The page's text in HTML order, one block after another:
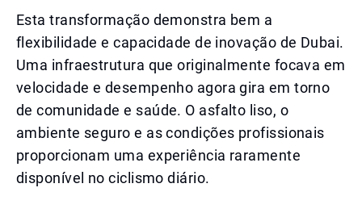
Esta transformação demonstra bem a
flexibilidade e capacidade de inovação de Dubai.
Uma infraestrutura que originalmente focava em
velocidade e desempenho agora gira em torno
de comunidade e saúde. O asfalto liso, o
ambiente seguro e as condições profissionais
proporcionam uma experiência raramente
disponível no ciclismo diário.